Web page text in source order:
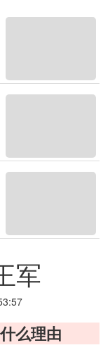
军
么理由